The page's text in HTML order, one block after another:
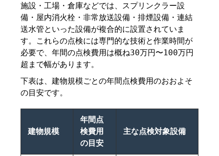
施設・工場・倉庫などでは、スプリンクラー設
備・屋内消火栓・非常放送設備・排煙設備・連結
送水管といった設備が複合的に設置されていま
す。これらの点検には専門的な技術と作業時間が
必要で、年間の点検費用は概ね30万円〜100万円
超まで幅があります。
下表は、建物規模ごとの年間点検費用のおおよそ
の目安です。
建物規模
年間点
検費用
の目安
主な点検対象設備